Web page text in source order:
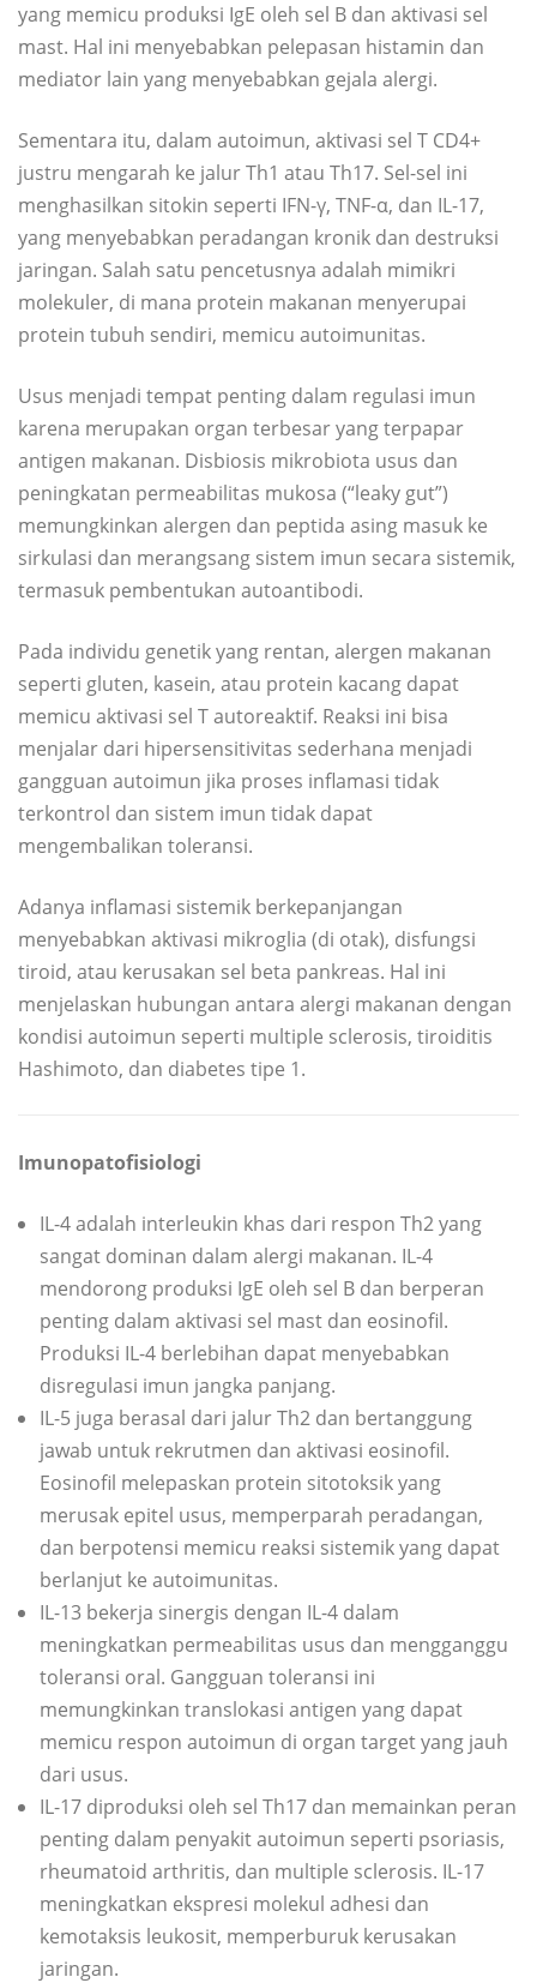
yang memicu produksi IgE oleh sel B dan aktivasi sel
mast. Hal ini menyebabkan pelepasan histamin dan
mediator lain yang menyebabkan gejala alergi.
Sementara itu, dalam autoimun, aktivasi sel T CD4+
justru mengarah ke jalur Th1 atau Th17. Sel-sel ini
menghasilkan sitokin seperti IFN-γ, TNF-α, dan IL-17,
yang menyebabkan peradangan kronik dan destruksi
jaringan. Salah satu pencetusnya adalah mimikri
molekuler, di mana protein makanan menyerupai
protein tubuh sendiri, memicu autoimunitas.
Usus menjadi tempat penting dalam regulasi imun
karena merupakan organ terbesar yang terpapar
antigen makanan. Disbiosis mikrobiota usus dan
peningkatan permeabilitas mukosa (“leaky gut”)
memungkinkan alergen dan peptida asing masuk ke
sirkulasi dan merangsang sistem imun secara sistemik,
termasuk pembentukan autoantibodi.
Pada individu genetik yang rentan, alergen makanan
seperti gluten, kasein, atau protein kacang dapat
memicu aktivasi sel T autoreaktif. Reaksi ini bisa
menjalar dari hipersensitivitas sederhana menjadi
gangguan autoimun jika proses inflamasi tidak
terkontrol dan sistem imun tidak dapat
mengembalikan toleransi.
Adanya inflamasi sistemik berkepanjangan
menyebabkan aktivasi mikroglia (di otak), disfungsi
tiroid, atau kerusakan sel beta pankreas. Hal ini
menjelaskan hubungan antara alergi makanan dengan
kondisi autoimun seperti multiple sclerosis, tiroiditis
Hashimoto, dan diabetes tipe 1.
Imunopatofisiologi
IL-4 adalah interleukin khas dari respon Th2 yang
sangat dominan dalam alergi makanan. IL-4
mendorong produksi IgE oleh sel B dan berperan
penting dalam aktivasi sel mast dan eosinofil.
Produksi IL-4 berlebihan dapat menyebabkan
disregulasi imun jangka panjang.
IL-5 juga berasal dari jalur Th2 dan bertanggung
jawab untuk rekrutmen dan aktivasi eosinofil.
Eosinofil melepaskan protein sitotoksik yang
merusak epitel usus, memperparah peradangan,
dan berpotensi memicu reaksi sistemik yang dapat
berlanjut ke autoimunitas.
IL-13 bekerja sinergis dengan IL-4 dalam
meningkatkan permeabilitas usus dan mengganggu
toleransi oral. Gangguan toleransi ini
memungkinkan translokasi antigen yang dapat
memicu respon autoimun di organ target yang jauh
dari usus.
IL-17 diproduksi oleh sel Th17 dan memainkan peran
penting dalam penyakit autoimun seperti psoriasis,
rheumatoid arthritis, dan multiple sclerosis. IL-17
meningkatkan ekspresi molekul adhesi dan
kemotaksis leukosit, memperburuk kerusakan
jaringan.